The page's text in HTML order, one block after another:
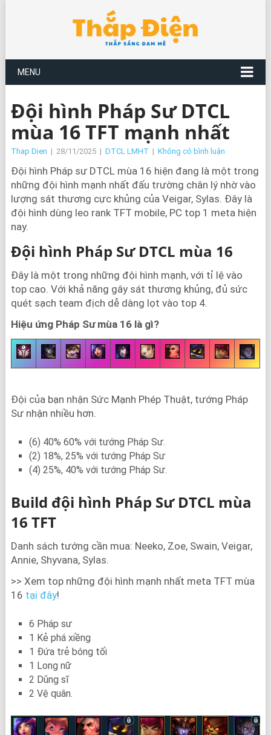
MENU
Đội hình Pháp Sư DTCL
mùa 16 TFT mạnh nhất
Thap Dien | 28/11/2025 | DTCL LMHT | Không có bình luận
Đội hình Pháp sư DTCL mùa 16 hiện đang là một trong
những đội hình mạnh nhất đấu trường chân lý nhờ vào
lượng sát thương cực khủng của Veigar, Sylas. Đây là
đội hình dùng leo rank TFT mobile, PC top 1 meta hiện
nay.
Đội hình Pháp Sư DTCL mùa 16
Đây là một trong những đội hình mạnh, với tỉ lệ vào
top cao. Với khả năng gây sát thương khủng, đủ sức
quét sạch team địch dễ dàng lọt vào top 4.
Hiệu ứng Pháp Sư mùa 16 là gì?
Đội của bạn nhận Sức Mạnh Phép Thuật, tướng Pháp
Sư nhận nhiều hơn.
(6) 40% 60% với tướng Pháp Sư.
(2) 18%, 25% với tướng Pháp Sư
(4) 25%, 40% với tướng Pháp Sư.
Build đội hình Pháp Sư DTCL mùa
16 TFT
Danh sách tướng cần mua: Neeko, Zoe, Swain, Veigar,
Annie, Shyvana, Sylas.
>> Xem top những đội hình mạnh nhất meta TFT mùa
16 tại đây!
6 Pháp sư
1 Kẻ phá xiềng
1 Đứa trẻ bóng tối
1 Long nữ
2 Dũng sĩ
2 Vệ quân.